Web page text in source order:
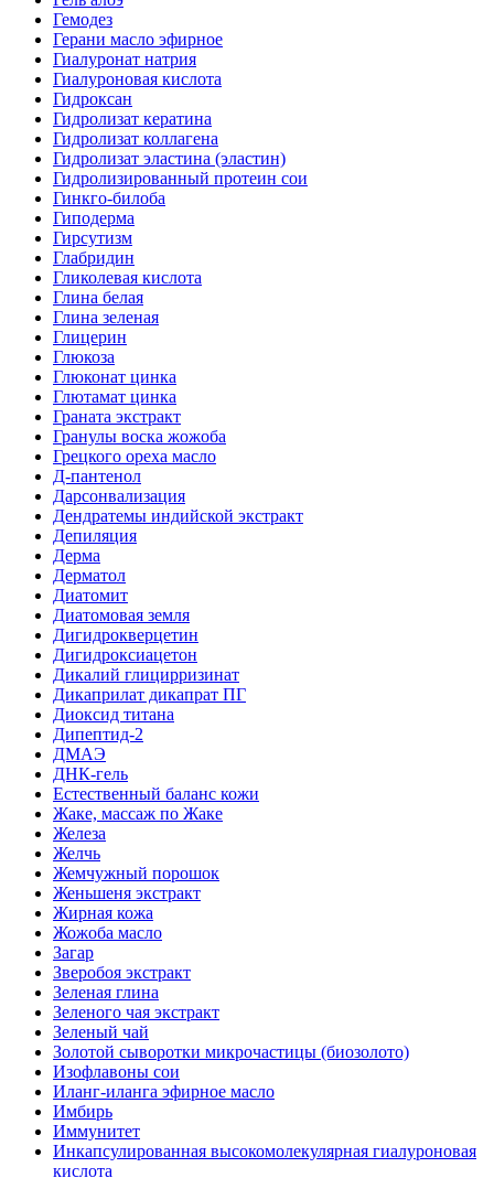
Гемодез
Герани масло эфирное
Гиалуронат натрия
Гиалуроновая кислота
Гидроксан
Гидролизат кератина
Гидролизат коллагена
Гидролизат эластина (эластин)
Гидролизированный протеин сои
Гинкго-билоба
Гиподерма
Гирсутизм
Глабридин
Гликолевая кислота
Глина белая
Глина зеленая
Глицерин
Глюкоза
Глюконат цинка
Глютамат цинка
Граната экстракт
Гранулы воска жожоба
Грецкого ореха масло
Д-пантенол
Дарсонвализация
Дендратемы индийской экстракт
Депиляция
Дерма
Дерматол
Диатомит
Диатомовая земля
Дигидрокверцетин
Дигидроксиацетон
Дикалий глицирризинат
Дикаприлат дикапрат ПГ
Диоксид титана
Дипептид-2
ДМАЭ
ДНК-гель
Естественный баланс кожи
Жаке, массаж по Жаке
Железа
Желчь
Жемчужный порошок
Женьшеня экстракт
Жирная кожа
Жожоба масло
Загар
Зверобоя экстракт
Зеленая глина
Зеленого чая экстракт
Зеленый чай
Золотой сыворотки микрочастицы (биозолото)
Изофлавоны сои
Иланг-иланга эфирное масло
Имбирь
Иммунитет
Инкапсулированная высокомолекулярная гиалуроновая
кислота